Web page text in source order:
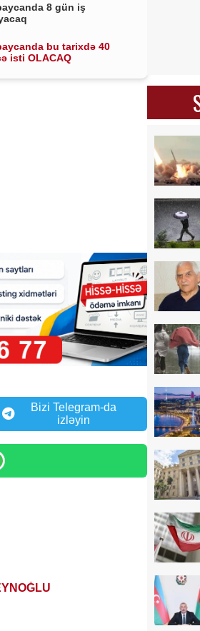
8 gün iş
bu tarixdə 40
isti OLACAQ
Bizi Telegram-da
izləyin